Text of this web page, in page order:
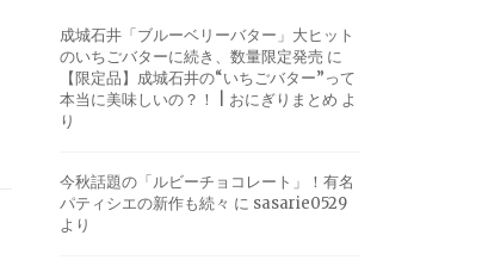
成城石井「ブルーベリーバター」大ヒット
のいちごバターに続き、数量限定発売 に
【限定品】成城石井の“いちごバター”って
本当に美味しいの？！ | おにぎりまとめ よ
り
今秋話題の「ルビーチョコレート」！有名
パティシエの新作も続々 に sasarie0529
より